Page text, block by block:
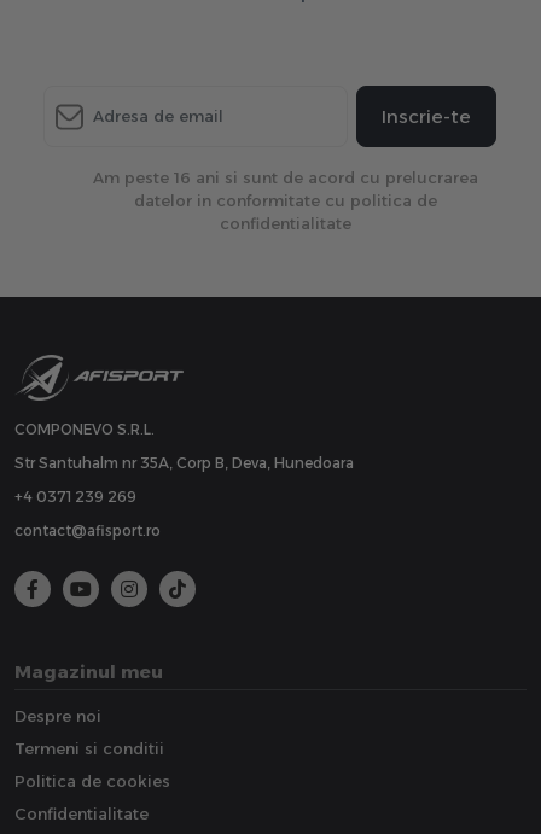
Inscrie-te
Am peste 16 ani si sunt de acord cu prelucrarea
datelor in conformitate cu politica de
confidentialitate
COMPONEVO S.R.L.
Str Santuhalm nr 35A, Corp B, Deva, Hunedoara
+4 0371 239 269
contact@afisport.ro
Magazinul meu
Despre noi
Termeni si conditii
Politica de cookies
Confidentialitate